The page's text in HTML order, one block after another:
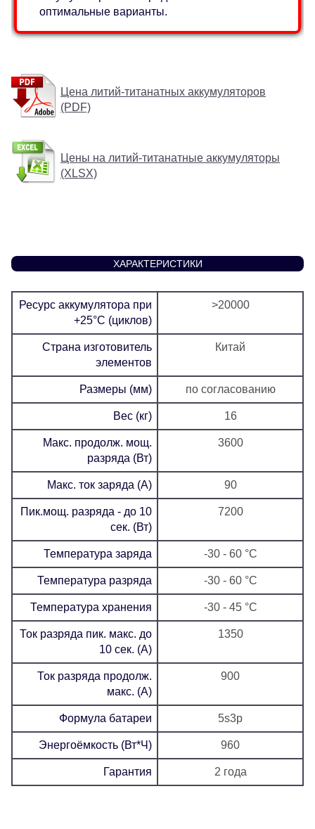
оптимальные варианты.
Цена литий-титанатных аккумуляторов
(PDF)
Цены на литий-титанатные аккумуляторы
(XLSX)
ХАРАКТЕРИСТИКИ
Ресурс аккумулятора при
+25°C (циклов)
>20000
Страна изготовитель
элементов
Китай
Размеры (мм) по согласованию
Вес (кг) 16
Макс. продолж. мощ.
разряда (Вт)
3600
Макс. ток заряда (А) 90
Пик.мощ. разряда - до 10
сек. (Вт)
7200
Температура заряда -30 - 60 °C
Температура разряда -30 - 60 °C
Температура хранения -30 - 45 °C
Ток разряда пик. макс. до
10 сек. (А)
1350
Ток разряда продолж.
макс. (А)
900
Формула батареи 5s3p
Энергоёмкость (Вт*Ч) 960
Гарантия 2 года